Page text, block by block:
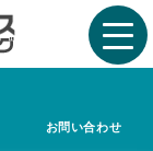
お問い合わせ